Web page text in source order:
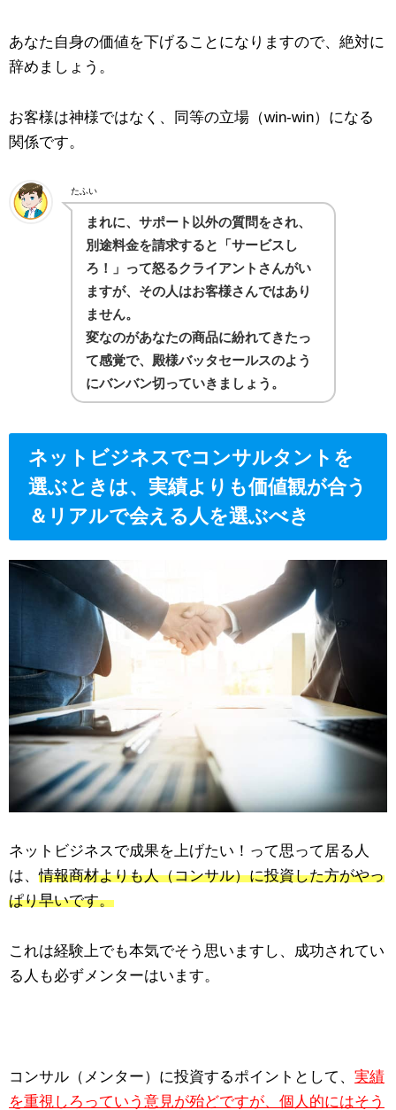
あなた自身の価値を下げることになりますので、絶対に
辞めましょう。
お客様は神様ではなく、同等の立場（win-win）になる
関係です。
たふい
まれに、サポート以外の質問をされ、
別途料金を請求すると「サービスし
ろ！」って怒るクライアントさんがい
ますが、その人はお客様さんではあり
ません。
変なのがあなたの商品に紛れてきたっ
て感覚で、殿様バッタセールスのよう
にバンバン切っていきましょう。
ネットビジネスでコンサルタントを
選ぶときは、実績よりも価値観が合う
＆リアルで会える人を選ぶべき
ネットビジネスで成果を上げたい！って思って居る人
は、情報商材よりも人（コンサル）に投資した方がやっ
ぱり早いです。
これは経験上でも本気でそう思いますし、成功されてい
る人も必ずメンターはいます。
コンサル（メンター）に投資するポイントとして、 実績
を重視しろっていう意見が殆どですが、個人的にはそう